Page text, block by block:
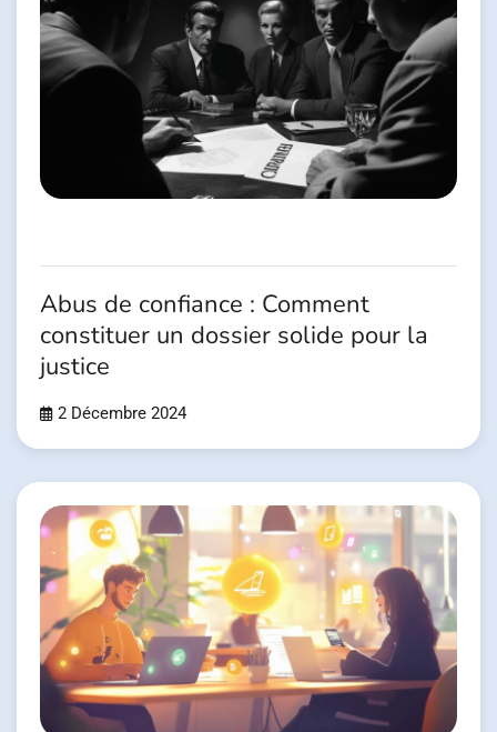
Abus de confiance : Comment
constituer un dossier solide pour la
justice
2 Décembre 2024